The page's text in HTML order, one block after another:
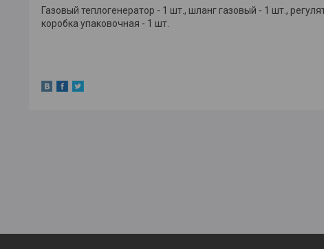
Газовый теплогенератор - 1 шт., шланг газовый - 1 шт.,
коробка упаковочная - 1 шт.